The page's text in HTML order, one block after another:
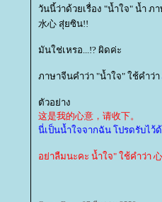
วันนี้ว่าด้วยเรื่อง "น้ำใจ" น้ำ ภ
水心 สุ่ยซิน!!
มันใช่เหรอ...!? ผิดค่ะ
ภาษาจีนคำว่า "น้ำใจ" ใช้คำว่า
ตัวอย่าง
这是我的心意，请收下。
นี่เป็นน้ำใจจากฉัน โปรดรับไ
อย่าลืมนะคะ น้ำใจ" ใช้คำว่า